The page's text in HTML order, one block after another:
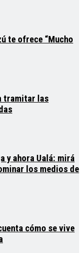
te ofrece “Mucho
tramitar las
y ahora Ualá: mirá
los medios de
cómo se vive